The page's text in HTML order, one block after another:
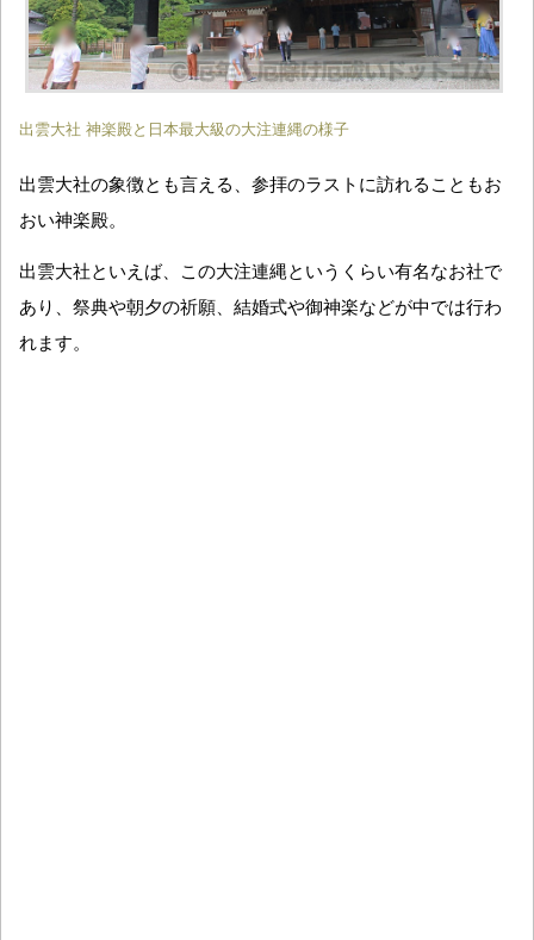
出雲大社 神楽殿と日本最大級の大注連縄の様子
出雲大社の象徴とも言える、参拝のラストに訪れることもお
おい神楽殿。
出雲大社といえば、この大注連縄というくらい有名なお社で
あり、祭典や朝夕の祈願、結婚式や御神楽などが中では行わ
れます。